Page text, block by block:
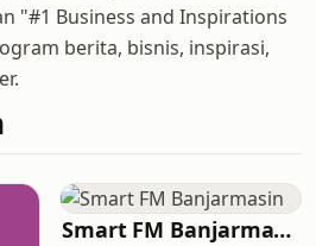
"#1 Business and Inspirations
berita, bisnis, inspirasi,
Smart FM Banjarmasin